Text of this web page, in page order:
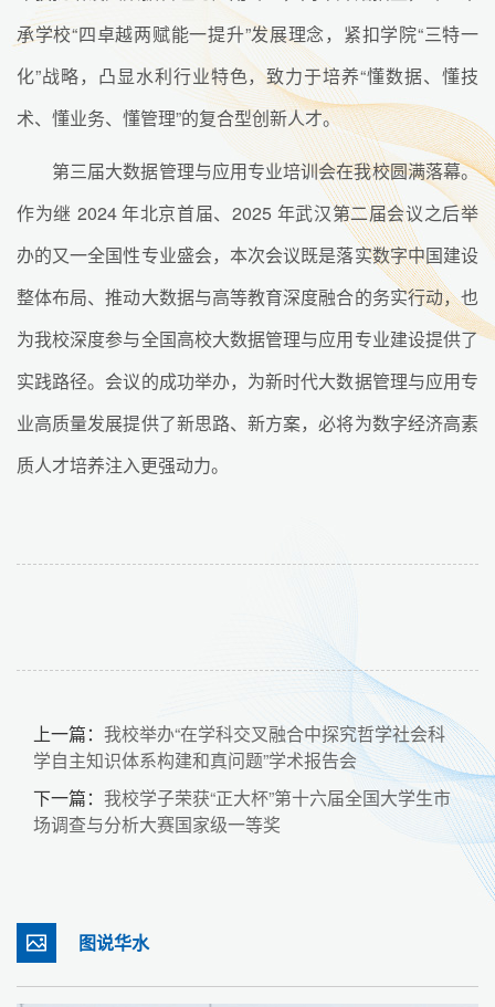
承学校“四卓越两赋能一提升”发展理念，紧扣学院“三特一
化”战略，凸显水利行业特色，致力于培养“懂数据、懂技
术、懂业务、懂管理”的复合型创新人才。
第三届大数据管理与应用专业培训会在我校圆满落幕。
作为继 2024 年北京首届、2025 年武汉第二届会议之后举
办的又一全国性专业盛会，本次会议既是落实数字中国建设
整体布局、推动大数据与高等教育深度融合的务实行动，也
为我校深度参与全国高校大数据管理与应用专业建设提供了
实践路径。会议的成功举办，为新时代大数据管理与应用专
业高质量发展提供了新思路、新方案，必将为数字经济高素
质人才培养注入更强动力。
上一篇： 我校举办“在学科交叉融合中探究哲学社会科
学自主知识体系构建和真问题”学术报告会
下一篇： 我校学子荣获“正大杯”第十六届全国大学生市
场调查与分析大赛国家级一等奖
图说华水